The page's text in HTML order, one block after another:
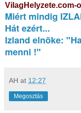
VilagHelyzete.com-
Miért mindig
Hát ezért...
Izland elnöke:
menni !"
AH at 12:27
Megosztás